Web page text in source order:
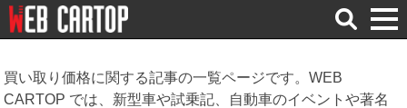
検
索
買い取り価格に関する記事の一覧ページです。WEB
CARTOP では、新型車や試乗記、自動車のイベントや著名